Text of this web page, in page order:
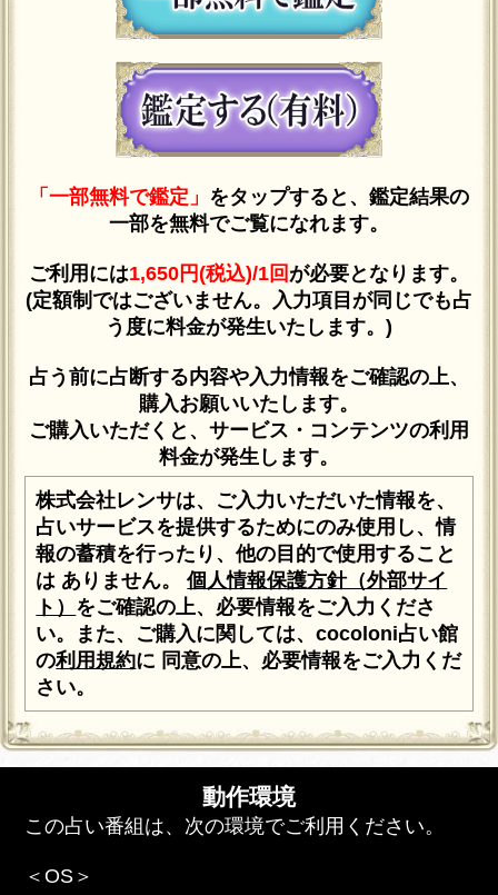
「一部無料で鑑定」 をタップすると、鑑定結果の
一部を無料でご覧になれます。
ご利用には1,650円(税込)/1回 が必要となります。
(定額制ではございません。入力項目が同じでも占
う度に料金が発生いたします。)
占う前に占断する内容や入力情報をご確認の上、
購入お願いいたします。
ご購入いただくと、サービス・コンテンツの利用
料金が発生します。
株式会社レンサは、ご入力いただいた情報を、
占いサービスを提供するためにのみ使用し、情
報の蓄積を行ったり、他の目的で使用すること
は ありません。個人情報保護方針（外部サイ
ト） をご確認の上、必要情報をご入力くださ
い。また、ご購入に関しては、cocoloni占い館
の利用規約に 同意の上、必要情報をご入力くだ
さい。
動作環境
この占い番組は、次の環境でご利用ください。
＜OS＞